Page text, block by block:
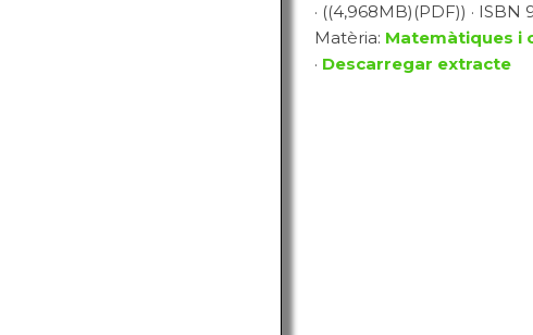
· ((4,968MB)(PDF)) · ISBN
Matèria: Matemàtiques i
· Descarregar extracte